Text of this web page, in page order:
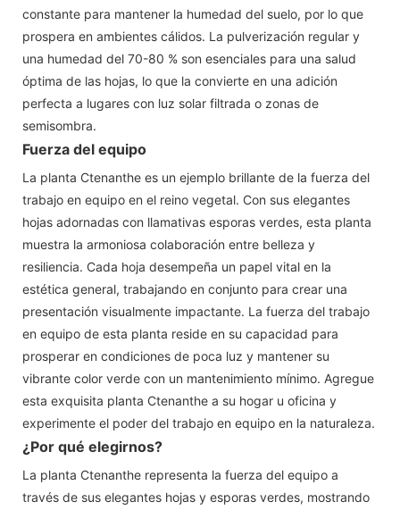
constante para mantener la humedad del suelo, por lo que
prospera en ambientes cálidos. La pulverización regular y
una humedad del 70-80 % son esenciales para una salud
óptima de las hojas, lo que la convierte en una adición
perfecta a lugares con luz solar filtrada o zonas de
semisombra.
Fuerza del equipo
La planta Ctenanthe es un ejemplo brillante de la fuerza del
trabajo en equipo en el reino vegetal. Con sus elegantes
hojas adornadas con llamativas esporas verdes, esta planta
muestra la armoniosa colaboración entre belleza y
resiliencia. Cada hoja desempeña un papel vital en la
estética general, trabajando en conjunto para crear una
presentación visualmente impactante. La fuerza del trabajo
en equipo de esta planta reside en su capacidad para
prosperar en condiciones de poca luz y mantener su
vibrante color verde con un mantenimiento mínimo. Agregue
esta exquisita planta Ctenanthe a su hogar u oficina y
experimente el poder del trabajo en equipo en la naturaleza.
¿Por qué elegirnos?
La planta Ctenanthe representa la fuerza del equipo a
través de sus elegantes hojas y esporas verdes, mostrando